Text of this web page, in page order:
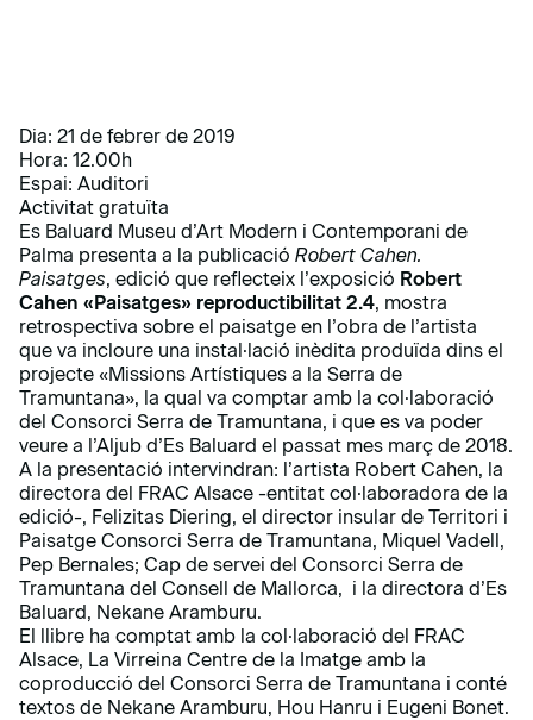
Dia: 21 de febrer de 2019
Hora: 12.00h
Espai: Auditori
Activitat gratuïta
Es Baluard Museu d’Art Modern i Contemporani de
Palma presenta a la publicació Robert Cahen.
Paisatges, edició que reflecteix l’exposició Robert
Cahen «Paisatges» reproductibilitat 2.4, mostra
retrospectiva sobre el paisatge en l’obra de l’artista
que va incloure una instal·lació inèdita produïda dins el
projecte «Missions Artístiques a la Serra de
Tramuntana», la qual va comptar amb la col·laboració
del Consorci Serra de Tramuntana, i que es va poder
veure a l’Aljub d’Es Baluard el passat mes març de 2018.
A la presentació intervindran: l’artista Robert Cahen, la
directora del FRAC Alsace -entitat col·laboradora de la
edició-, Felizitas Diering, el director insular de Territori i
Paisatge Consorci Serra de Tramuntana, Miquel Vadell,
Pep Bernales; Cap de servei del Consorci Serra de
Tramuntana del Consell de Mallorca, i la directora d’Es
Baluard, Nekane Aramburu.
El llibre ha comptat amb la col·laboració del FRAC
Alsace, La Virreina Centre de la Imatge amb la
coproducció del Consorci Serra de Tramuntana i conté
textos de Nekane Aramburu, Hou Hanru i Eugeni Bonet.